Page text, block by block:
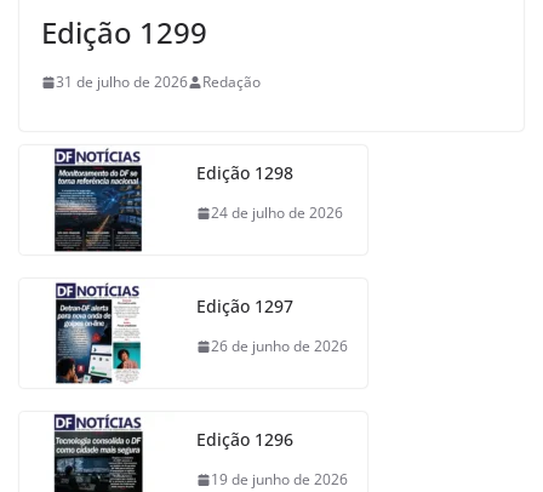
Edição 1299
31 de julho de 2026 Redação
Edição 1298
24 de julho de 2026
Edição 1297
26 de junho de 2026
Edição 1296
19 de junho de 2026